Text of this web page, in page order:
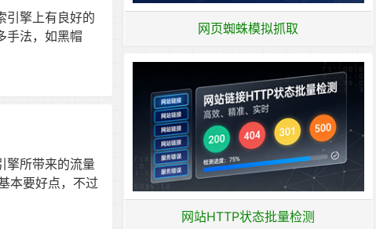
引擎上有良好的
手法，如黑帽
擎所带来的流量
本要好点，不过
网页蜘蛛模拟抓取
网站HTTP状态批量检测